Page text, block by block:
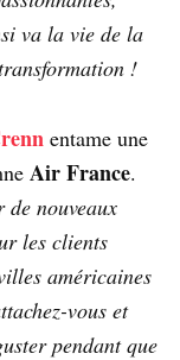
va la vie de la
!
entame une
Air France.
nouveaux
les clients
américaines
vous et
pendant que